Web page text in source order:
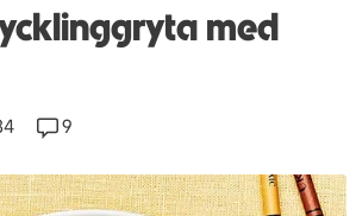
med
Receptet har 9 kommentarer
9